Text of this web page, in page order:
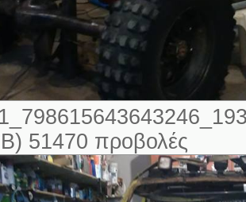
51470 προβολές